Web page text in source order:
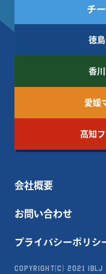
チ
徳
香
愛媛
高知
会社概要
お問い合わせ
プライバシーポリシ
Copyright(c) 2021